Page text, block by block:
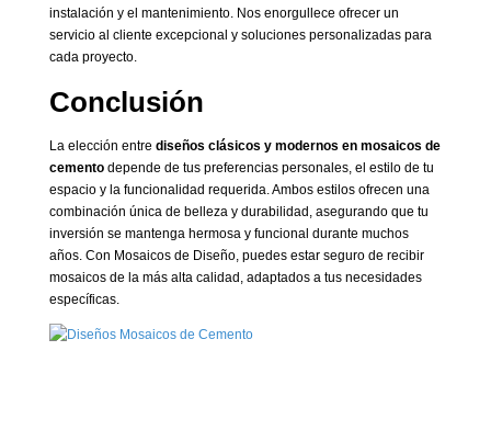
instalación y el mantenimiento. Nos enorgullece ofrecer un
servicio al cliente excepcional y soluciones personalizadas para
cada proyecto.
Conclusión
La elección entre diseños clásicos y modernos en mosaicos de
cementodepende de tus preferencias personales, el estilo de tu
espacio y la funcionalidad requerida. Ambos estilos ofrecen una
combinación única de belleza y durabilidad, asegurando que tu
inversión se mantenga hermosa y funcional durante muchos
años. Con Mosaicos de Diseño, puedes estar seguro de recibir
mosaicos de la más alta calidad, adaptados a tus necesidades
específicas.